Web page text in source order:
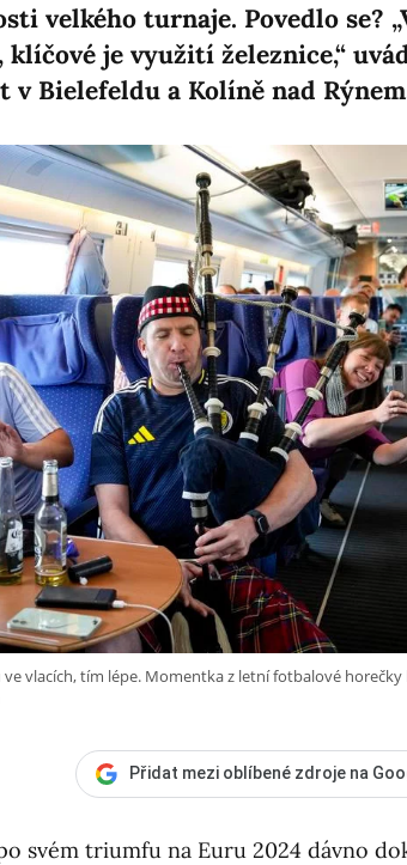
velkého turnaje. Povedlo se?
klíčové je využití železnice,“
v Bielefeldu a Kolíně nad
vlacích, tím lépe. Momentka z letní fotbalové horečky
Přidat mezi oblíbené zdroje na
svém triumfu na Euru 2024 dávno